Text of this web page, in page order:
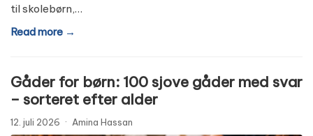
til skolebørn,…
Read more →
Gåder for børn: 100 sjove gåder med svar
– sorteret efter alder
12. juli 2026 · Amina Hassan